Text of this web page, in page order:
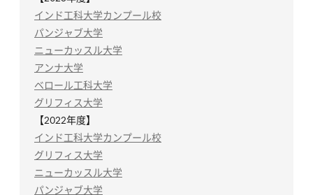
インド工科大学カンプール校
パンジャブ大学
ニューカッスル大学
アンナ大学
ベロール工科大学
グリフィス大学
【2022年度】
インド工科大学カンプール校
グリフィス大学
ニューカッスル大学
パンジャブ大学